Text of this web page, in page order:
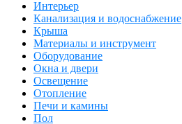
Интерьер
Канализация и водоснабжение
Крыша
Материалы и инструмент
Оборудование
Окна и двери
Освещение
Отопление
Печи и камины
Пол